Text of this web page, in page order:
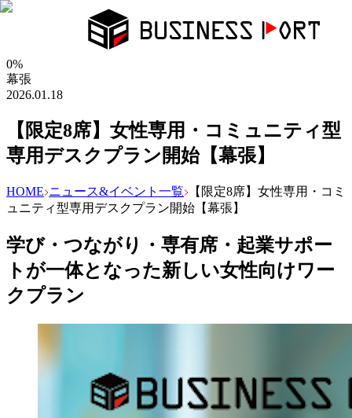
0%
幕張
2026.01.18
【限定8席】女性専用・コミュニティ型
専用デスクプラン開始【幕張】
HOME ニュース&イベント一覧
【限定8席】女性専用・コミ
ュニティ型専用デスクプラン開始【幕張】
学び・つながり・専有席・起業サポー
トが一体となった新しい女性向けワー
クプラン